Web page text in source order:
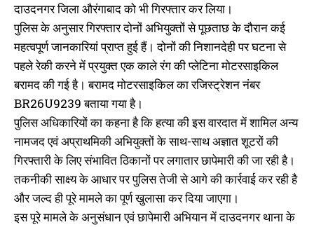
दाउदनगर जिला औरंगाबाद को भी गिरफ्तार कर लिया।
पुलिस के अनुसार गिरफ्तार दोनों अभियुक्तों से पूछताछ के दौरान कई
महत्वपूर्ण जानकारियां प्राप्त हुई हैं। दोनों की निशानदेही पर घटना से
पहले रेकी करने में प्रयुक्त एक काले रंग की प्लेटिना मोटरसाइकिल
बरामद की गई है। बरामद मोटरसाइकिल का रजिस्ट्रेशन नंबर
BR26U9239 बताया गया है।
पुलिस अधिकारियों का कहना है कि हत्या की इस वारदात में शामिल अन्य
नामजद एवं अप्राथमिकी अभियुक्तों के साथ-साथ अज्ञात शूटरों की
गिरफ्तारी के लिए संभावित ठिकानों पर लगातार छापेमारी की जा रही है।
तकनीकी साक्ष्य के आधार पर पुलिस तेजी से आगे की कार्रवाई कर रही है
और जल्द ही पूरे मामले का पूर्ण खुलासा कर दिया जाएगा।
इस पूरे मामले के अनुसंधान एवं छापेमारी अभियान में दाउदनगर थाना के